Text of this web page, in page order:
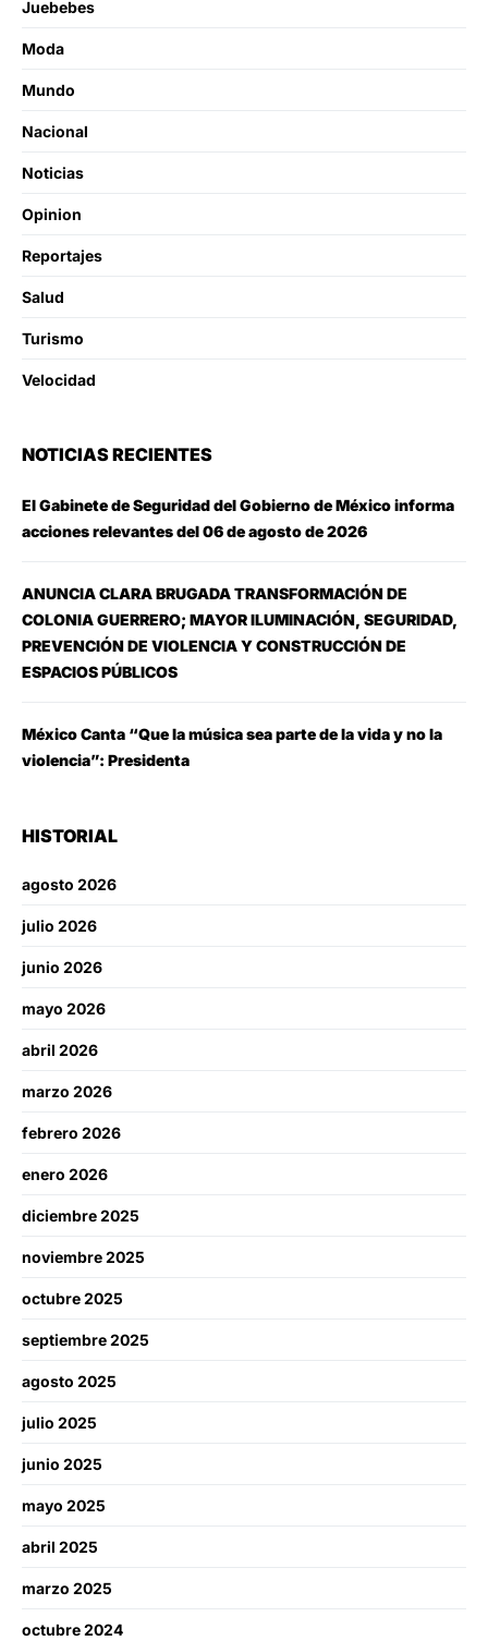
Juebebes
Moda
Mundo
Nacional
Noticias
Opinion
Reportajes
Salud
Turismo
Velocidad
NOTICIAS RECIENTES
El Gabinete de Seguridad del Gobierno de México informa
acciones relevantes del 06 de agosto de 2026
ANUNCIA CLARA BRUGADA TRANSFORMACIÓN DE
COLONIA GUERRERO; MAYOR ILUMINACIÓN, SEGURIDAD,
PREVENCIÓN DE VIOLENCIA Y CONSTRUCCIÓN DE
ESPACIOS PÚBLICOS
México Canta “Que la música sea parte de la vida y no la
violencia”: Presidenta
HISTORIAL
agosto 2026
julio 2026
junio 2026
mayo 2026
abril 2026
marzo 2026
febrero 2026
enero 2026
diciembre 2025
noviembre 2025
octubre 2025
septiembre 2025
agosto 2025
julio 2025
junio 2025
mayo 2025
abril 2025
marzo 2025
octubre 2024